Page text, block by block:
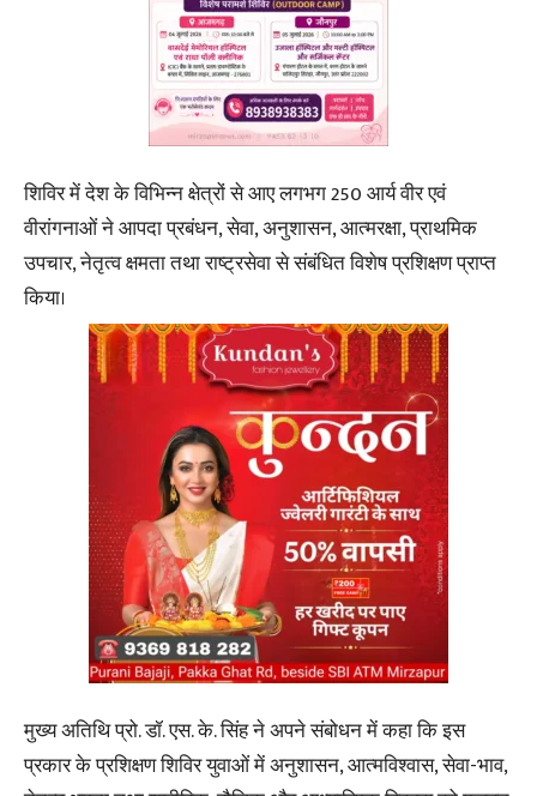
शिविर में देश के विभिन्न क्षेत्रों से आए लगभग 250 आर्य वीर एवं
वीरांगनाओं ने आपदा प्रबंधन, सेवा, अनुशासन, आत्मरक्षा, प्राथमिक
उपचार, नेतृत्व क्षमता तथा राष्ट्रसेवा से संबंधित विशेष प्रशिक्षण प्राप्त
किया।
मुख्य अतिथि प्रो. डॉ. एस. के. सिंह ने अपने संबोधन में कहा कि इस
प्रकार के प्रशिक्षण शिविर युवाओं में अनुशासन, आत्मविश्वास, सेवा-भाव,